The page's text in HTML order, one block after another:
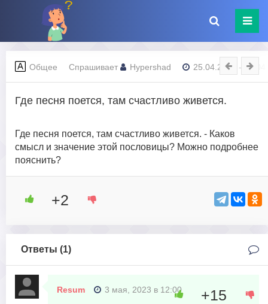
Общее Спрашивает Hypershad 25.04.2023 - 09:04
Где песня поется, там счастливо живется.
Где песня поется, там счастливо живется. - Каков
смысл и значение этой пословицы? Можно подробнее
пояснить?
+2
Ответы (1)
Resum 3 мая, 2023 в 12:00 +15